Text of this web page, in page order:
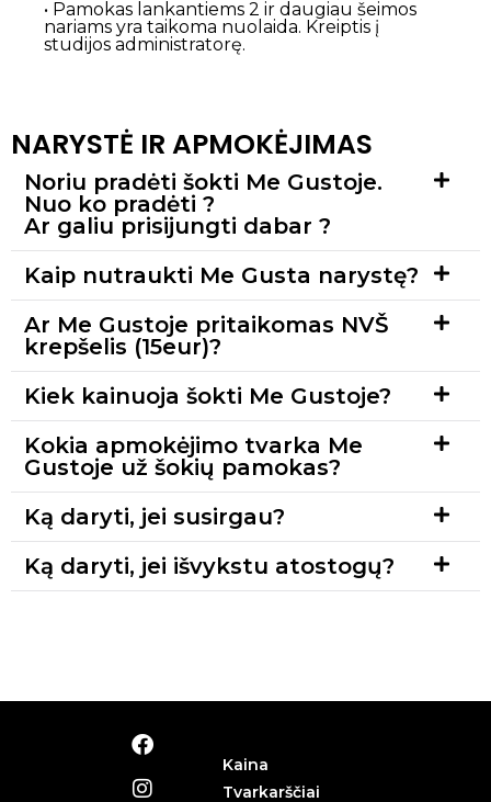
• Pamokas lankantiems 2 ir daugiau šeimos
nariams yra taikoma nuolaida. Kreiptis į
studijos administratorę.
NARYSTĖ IR APMOKĖJIMAS
Noriu pradėti šokti Me Gustoje.
Nuo ko pradėti ?
Ar galiu prisijungti dabar ?
Kaip nutraukti Me Gusta narystę?
Ar Me Gustoje pritaikomas NVŠ
krepšelis (15eur)?
Kiek kainuoja šokti Me Gustoje?
Kokia apmokėjimo tvarka Me
Gustoje už šokių pamokas?
Ką daryti, jei susirgau?
Ką daryti, jei išvykstu atostogų?
Kaina
Tvarkarščiai